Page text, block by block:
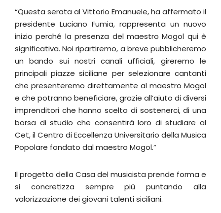
“Questa serata al Vittorio Emanuele, ha affermato il
presidente Luciano Fumia, rappresenta un nuovo
inizio perché la presenza del maestro Mogol qui è
significativa. Noi ripartiremo, a breve pubblicheremo
un bando sui nostri canali ufficiali, gireremo le
principali piazze siciliane per selezionare cantanti
che presenteremo direttamente al maestro Mogol
e che potranno beneficiare, grazie all’aiuto di diversi
imprenditori che hanno scelto di sostenerci, di una
borsa di studio che consentirà loro di studiare al
Cet, il Centro di Eccellenza Universitario della Musica
Popolare fondato dal maestro Mogol.”
Il progetto della Casa del musicista prende forma e
si concretizza sempre più puntando alla
valorizzazione dei giovani talenti siciliani.